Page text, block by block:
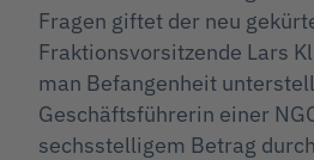
Fragen giftet der neu
Fraktionsvorsitzende Lars
man Befangenheit
Geschäftsführerin einer
sechsstelligem Betrag